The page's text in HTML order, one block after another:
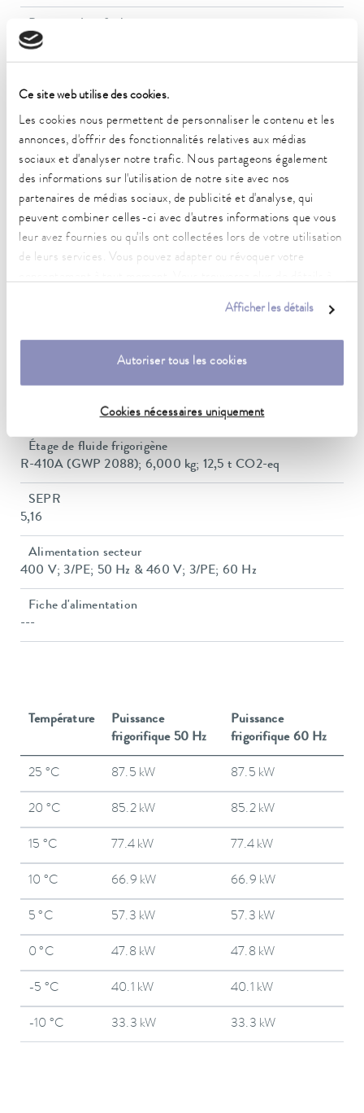
Ce site web utilise des cookies.
Les cookies nous permettent de personnaliser le contenu et les
annonces, d'offrir des fonctionnalités relatives aux médias
sociaux et d'analyser notre trafic. Nous partageons également
des informations sur l'utilisation de notre site avec nos
partenaires de médias sociaux, de publicité et d'analyse, qui
peuvent combiner celles-ci avec d'autres informations que vous
leur avez fournies ou qu'ils ont collectées lors de votre utilisation
de leurs services. Vous pouvez adapter ou révoquer votre
Afficher les détails
Autoriser tous les cookies
Cookies nécessaires uniquement
5,0 bar (50 Hz), 7,2 bar (60 Hz)
250 L/min (50 Hz); 300 L/min (60 Hz)
Débit nominal de la pompe
196 L/min
Débit nominal de la pompe
196 L/min
Entrée/sortie du filetage de raccordement (intérieur)
Rp 1 1/2
Poids
Étage de fluide frigorigène
R-410A (GWP 2088); 6,000 kg; 12,5 t CO2-eq
SEPR
5,16
Alimentation secteur
400 V; 3/PE; 50 Hz & 460 V; 3/PE; 60 Hz
Fiche d'alimentation
---
Température
Puissance
frigorifique 50 Hz
Puissance
frigorifique 60 Hz
25 °C 87.5 kW 87.5 kW
20 °C 85.2 kW 85.2 kW
15 °C 77.4 kW 77.4 kW
10 °C 66.9 kW 66.9 kW
5 °C 57.3 kW 57.3 kW
0 °C 47.8 kW 47.8 kW
-5 °C 40.1 kW 40.1 kW
-10 °C 33.3 kW 33.3 kW